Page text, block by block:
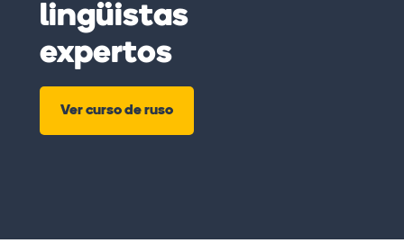
lingüistas
expertos
Ver curso de ruso